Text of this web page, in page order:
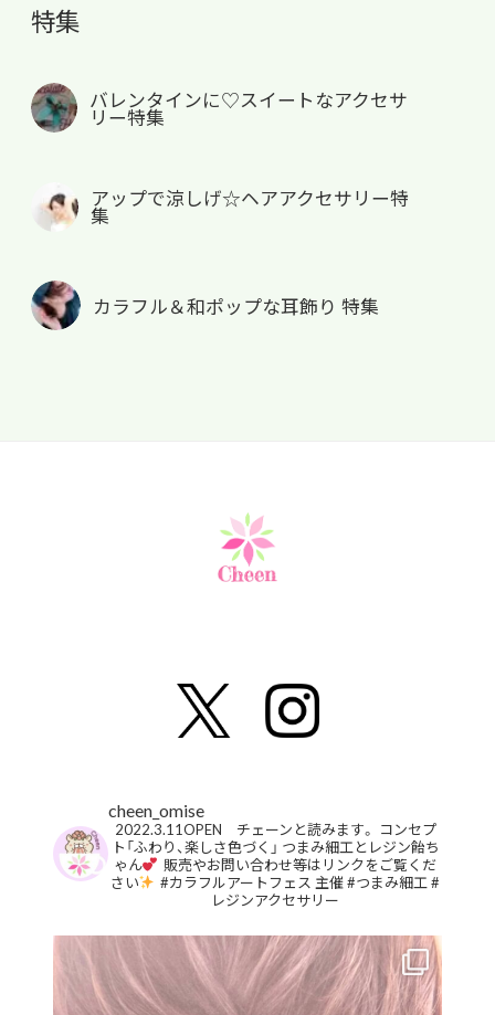
特集
バレンタインに♡スイートなアクセサ
リー特集
アップで涼しげ☆ヘアアクセサリー特
集
カラフル＆和ポップな耳飾り 特集
cheen_omise
2022.3.11OPEN チェーンと読みます。 コンセプ
ト「ふわり、楽しさ色づく」 つまみ細工とレジン飴ち
ゃん
販売やお問い合わせ等はリンクをご覧くだ
さい
#カラフルアートフェス 主催#つまみ細工#
レジンアクセサリー